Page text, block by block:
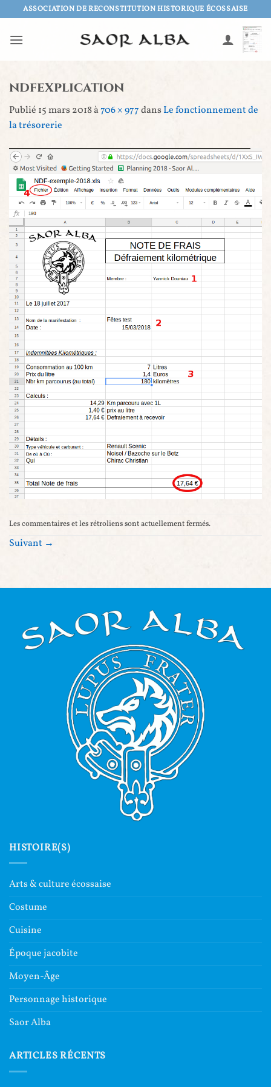
Passer
au
contenu
ASSOCIATION DE RECONSTITUTION HISTORIQUE ÉCOSSAISE
ndfexplication
Publié 15 mars 2018à706 × 977dans Le fonctionnement de
la trésorerie
Les commentaires et les rétroliens sont actuellement fermés.
Suivant →
HISTOIRE(S)
Arts & culture écossaise
Costume
Cuisine
Époque jacobite
Moyen-Âge
Personnage historique
Saor Alba
ARTICLES RÉCENTS